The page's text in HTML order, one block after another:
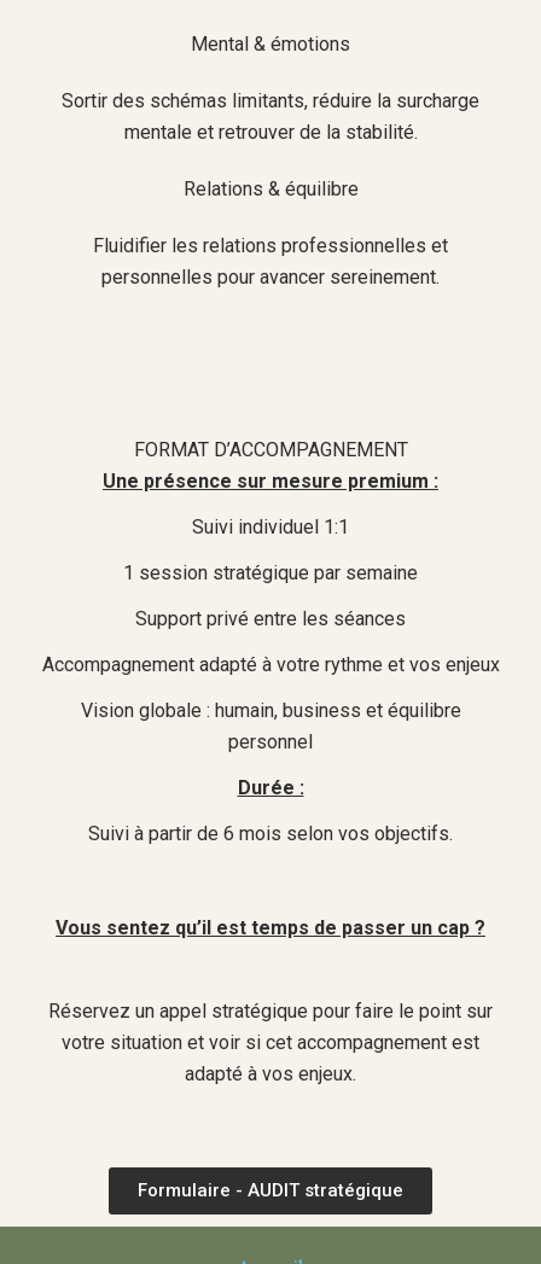
Mental & émotions
Sortir des schémas limitants, réduire la surcharge
mentale et retrouver de la stabilité.
Relations & équilibre
Fluidifier les relations professionnelles et
personnelles pour avancer sereinement.
FORMAT D’ACCOMPAGNEMENT
Une présence sur mesure premium :
Suivi individuel 1:1
1 session stratégique par semaine
Support privé entre les séances
Accompagnement adapté à votre rythme et vos enjeux
Vision globale : humain, business et équilibre
personnel
Durée :
Suivi à partir de 6 mois selon vos objectifs.
Vous sentez qu’il est temps de passer un cap ?
Réservez un appel stratégique pour faire le point sur
votre situation et voir si cet accompagnement est
adapté à vos enjeux.
Formulaire - AUDIT stratégique